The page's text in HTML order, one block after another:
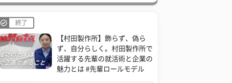
終了
【村田製作所】飾らず、偽ら
ず、自分らしく。村田製作所で
活躍する先輩の就活術と企業の
魅力とは #先輩ロールモデル